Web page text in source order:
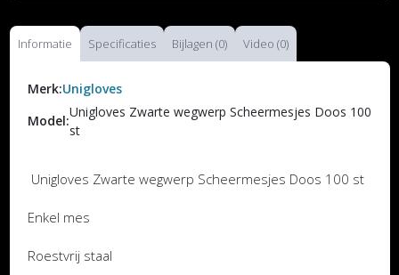
Informatie Specificaties Bijlagen (0) Video (0)
Merk:Unigloves
Model:
Unigloves Zwarte wegwerp Scheermesjes Doos 100
st
Unigloves Zwarte wegwerp Scheermesjes Doos 100 st
Enkel mes
Roestvrij staal